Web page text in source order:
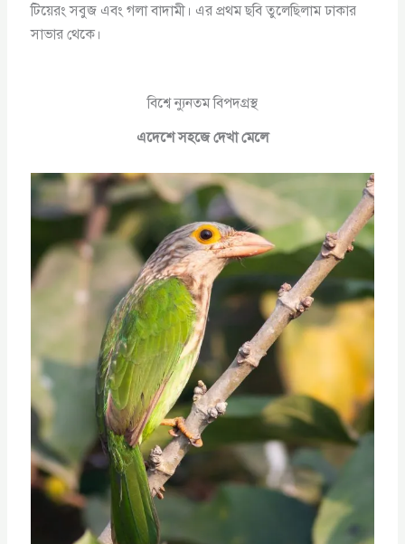
টিয়েরং সবুজ এবং গলা বাদামী। এর প্রথম ছবি তুলেছিলাম ঢাকার
সাভার থেকে।
বিশ্বে ন্যুনতম বিপদগ্রস্থ
এদেশে সহজে দেখা মেলে